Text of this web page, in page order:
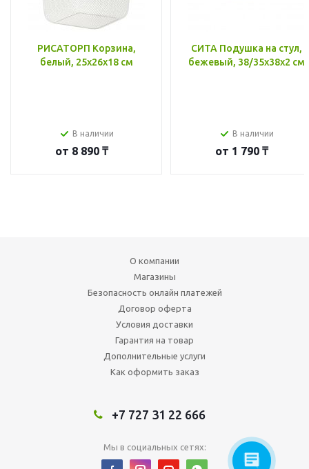
РИСАТОРП Корзина,
белый, 25x26x18 см
В наличии
от 8 890 ₸
СИТА Подушка на стул,
бежевый, 38/35x38x2 см
В наличии
от 1 790 ₸
О компании
Магазины
Безопасность онлайн платежей
Договор оферта
Условия доставки
Гарантия на товар
Дополнительные услуги
Как оформить заказ
+7 727 31 22 666
Мы в социальных сетях: